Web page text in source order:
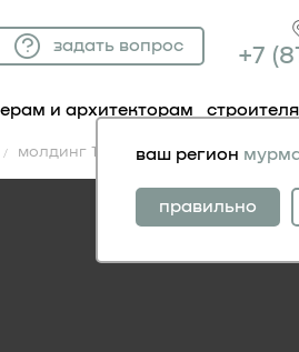
+7 (81
задать вопрос
и архитекторам
ваш регион
правильно
молдинг 1.51.503